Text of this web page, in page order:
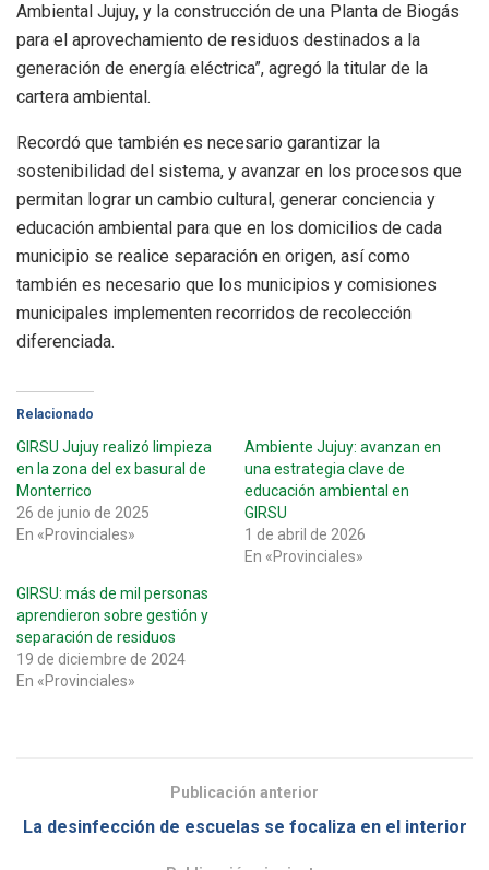
Ambiental Jujuy, y la construcción de una Planta de Biogás
para el aprovechamiento de residuos destinados a la
generación de energía eléctrica”, agregó la titular de la
cartera ambiental.
Recordó que también es necesario garantizar la
sostenibilidad del sistema, y avanzar en los procesos que
permitan lograr un cambio cultural, generar conciencia y
educación ambiental para que en los domicilios de cada
municipio se realice separación en origen, así como
también es necesario que los municipios y comisiones
municipales implementen recorridos de recolección
diferenciada.
Relacionado
GIRSU Jujuy realizó limpieza
en la zona del ex basural de
Monterrico
26 de junio de 2025
En «Provinciales»
Ambiente Jujuy: avanzan en
una estrategia clave de
educación ambiental en
GIRSU
1 de abril de 2026
En «Provinciales»
GIRSU: más de mil personas
aprendieron sobre gestión y
separación de residuos
19 de diciembre de 2024
En «Provinciales»
Publicación anterior
La desinfección de escuelas se focaliza en el interior